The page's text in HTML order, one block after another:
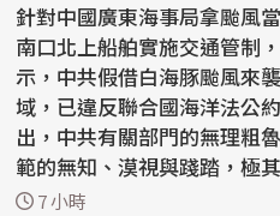
針對中國廣東海事局拿颱風
南口北上船舶實施交通管制
示，中共假借白海豚颱風來
域，已違反聯合國海洋法公約等國
出，中共有關部門的無理粗
範的無知、漠視與踐踏，極
共沒有任...
7 小時